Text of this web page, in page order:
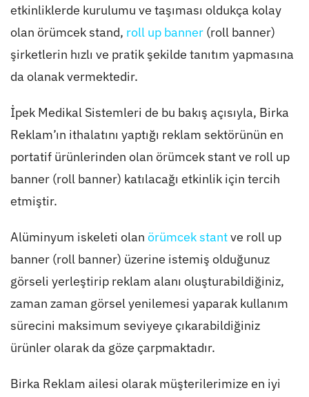
etkinliklerde kurulumu ve taşıması oldukça kolay
olan örümcek stand, roll up banner(roll banner)
şirketlerin hızlı ve pratik şekilde tanıtım yapmasına
da olanak vermektedir.
İpek Medikal Sistemleri de bu bakış açısıyla, Birka
Reklam’ın ithalatını yaptığı reklam sektörünün en
portatif ürünlerinden olan örümcek stant ve roll up
banner (roll banner) katılacağı etkinlik için tercih
etmiştir.
Alüminyum iskeleti olan örümcek stantve roll up
banner (roll banner) üzerine istemiş olduğunuz
görseli yerleştirip reklam alanı oluşturabildiğiniz,
zaman zaman görsel yenilemesi yaparak kullanım
sürecini maksimum seviyeye çıkarabildiğiniz
ürünler olarak da göze çarpmaktadır.
Birka Reklam ailesi olarak müşterilerimize en iyi